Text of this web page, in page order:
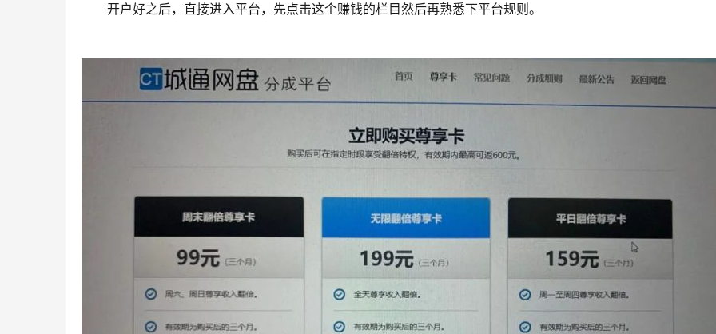
开户好之后，直接进入平台，先点击这个赚钱的栏目然后再熟悉下平台规则。